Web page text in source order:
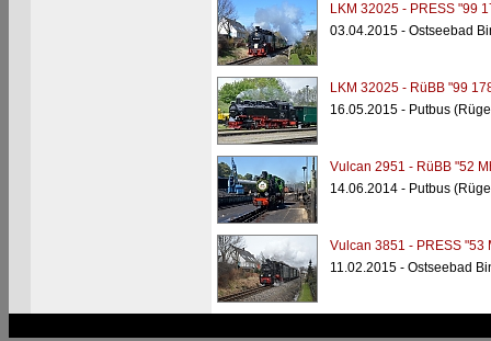
LKM 32025 - PRESS "99
03.04.2015 - Ostseebad
LKM 32025 - RüBB "99
16.05.2015 - Putbus
Vulcan 2951 - RüBB "52
14.06.2014 - Putbus
Vulcan 3851 - PRESS "53
11.02.2015 - Ostseebad